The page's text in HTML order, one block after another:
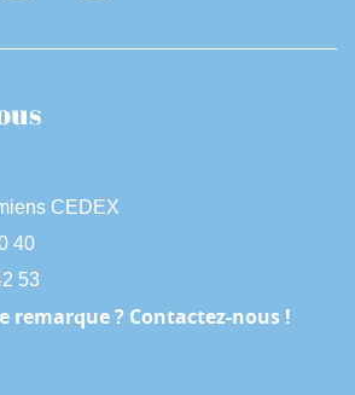
CEDEX
40
53
remarque ? Contactez-nous !